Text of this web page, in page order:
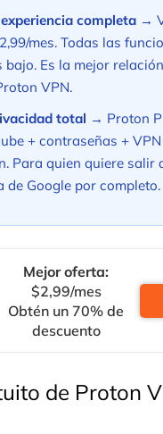
completa →
mes. Todas las
bajo. Es la mejor
VPN.
total → Proton
+ contraseñas +
Para quien quiere salir
de Google por completo.
Mejor oferta:
$2,99/mes
Obtén un 70% de
descuento
de Proton